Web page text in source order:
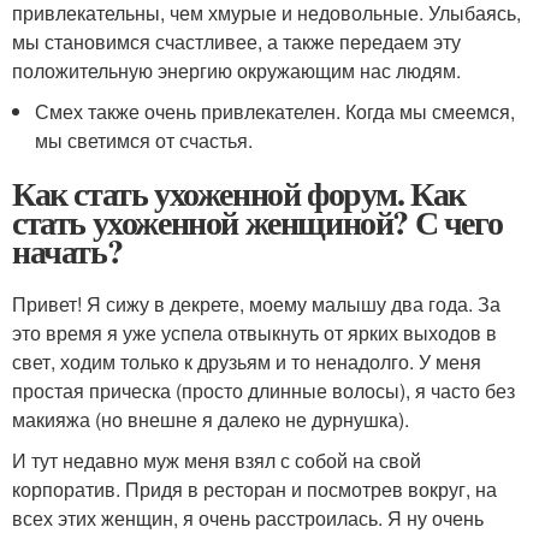
привлекательны, чем хмурые и недовольные. Улыбаясь,
мы становимся счастливее, а также передаем эту
положительную энергию окружающим нас людям.
Смех также очень привлекателен. Когда мы смеемся,
мы светимся от счастья.
Как стать ухоженной форум. Как
стать ухоженной женщиной? С чего
начать?
Привет! Я сижу в декрете, моему малышу два года. За
это время я уже успела отвыкнуть от ярких выходов в
свет, ходим только к друзьям и то ненадолго. У меня
простая прическа (просто длинные волосы), я часто без
макияжа (но внешне я далеко не дурнушка).
И тут недавно муж меня взял с собой на свой
корпоратив. Придя в ресторан и посмотрев вокруг, на
всех этих женщин, я очень расстроилась. Я ну очень